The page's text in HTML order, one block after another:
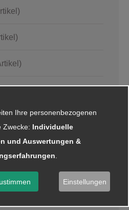
Artikel)
(2 Artikel)
Ihre personenbezogenen
Zwecke: Individuelle
und Auswertungen &
.
Einstellungen